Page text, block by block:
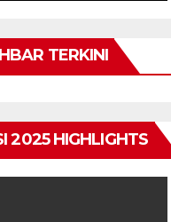
TERKINI
2025 HIGHLIGHTS